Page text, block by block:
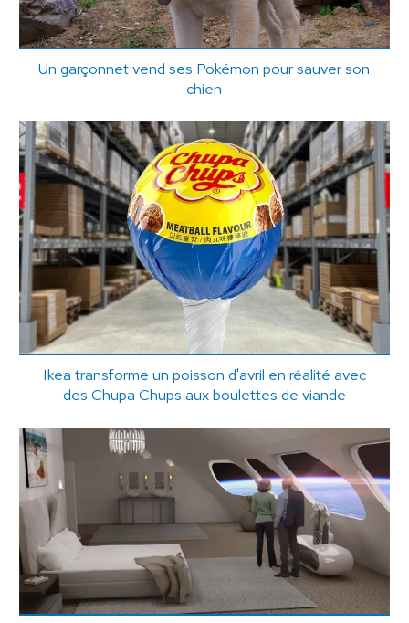
Un garçonnet vend ses Pokémon pour sauver son
chien
Ikea transforme un poisson d'avril en réalité avec
des Chupa Chups aux boulettes de viande